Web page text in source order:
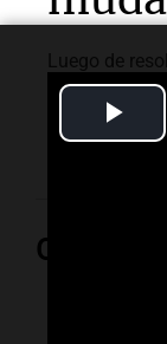
Luego de
argentino
Detalles
Madrid junto
Opinión